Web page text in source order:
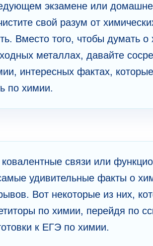
экзамене или
свой разум от
Вместо того, чтобы думать о
металлах, давайте
интересных фактах,
по химии.
связи или
удивительные факты о
Вот некоторые из них,
по химии, перейдя по
к ЕГЭ по химии.